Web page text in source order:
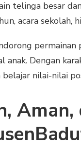
telinga besar
acara sekolah,
permainan
anak. Dengan
belajar nilai-nilai
Aman,